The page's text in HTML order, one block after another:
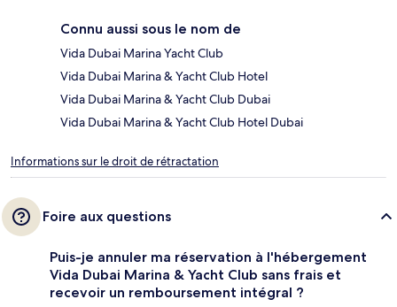
Connu aussi sous le nom de
Vida Dubai Marina Yacht Club
Vida Dubai Marina & Yacht Club Hotel
Vida Dubai Marina & Yacht Club Dubai
Vida Dubai Marina & Yacht Club Hotel Dubai
Informations sur le droit de rétractation
Foire aux questions
Puis-je annuler ma réservation à l'hébergement
Vida Dubai Marina & Yacht Club sans frais et
recevoir un remboursement intégral ?